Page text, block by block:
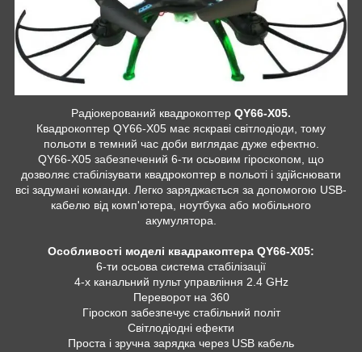
Радіокерований квадрокоптер QY66-X05.
Квадрокоптер QY66-X05 має яскраві світлодіоди, тому
польоти в темний час доби виглядає дуже ефектно.
QY66-X05 забезпечений 6-ти осьовим гіроскопом, що
дозволяє стабілізувати квадрокоптер в польоті і здійснювати
всі задумані команди. Легко заряджається за допомогою USB-
кабелю від комп'ютера, ноутбука або мобільного
акумулятора.
Особливості моделі квадракоптера QY66-X05:
6-ти осьова система стабілізації
4-х канальний пульт управління 2.4 GHz
Переворот на 360
Гіроскоп забезпечує стабільний політ
Світлодіодні ефекти
Проста і зручна зарядка через USB кабель